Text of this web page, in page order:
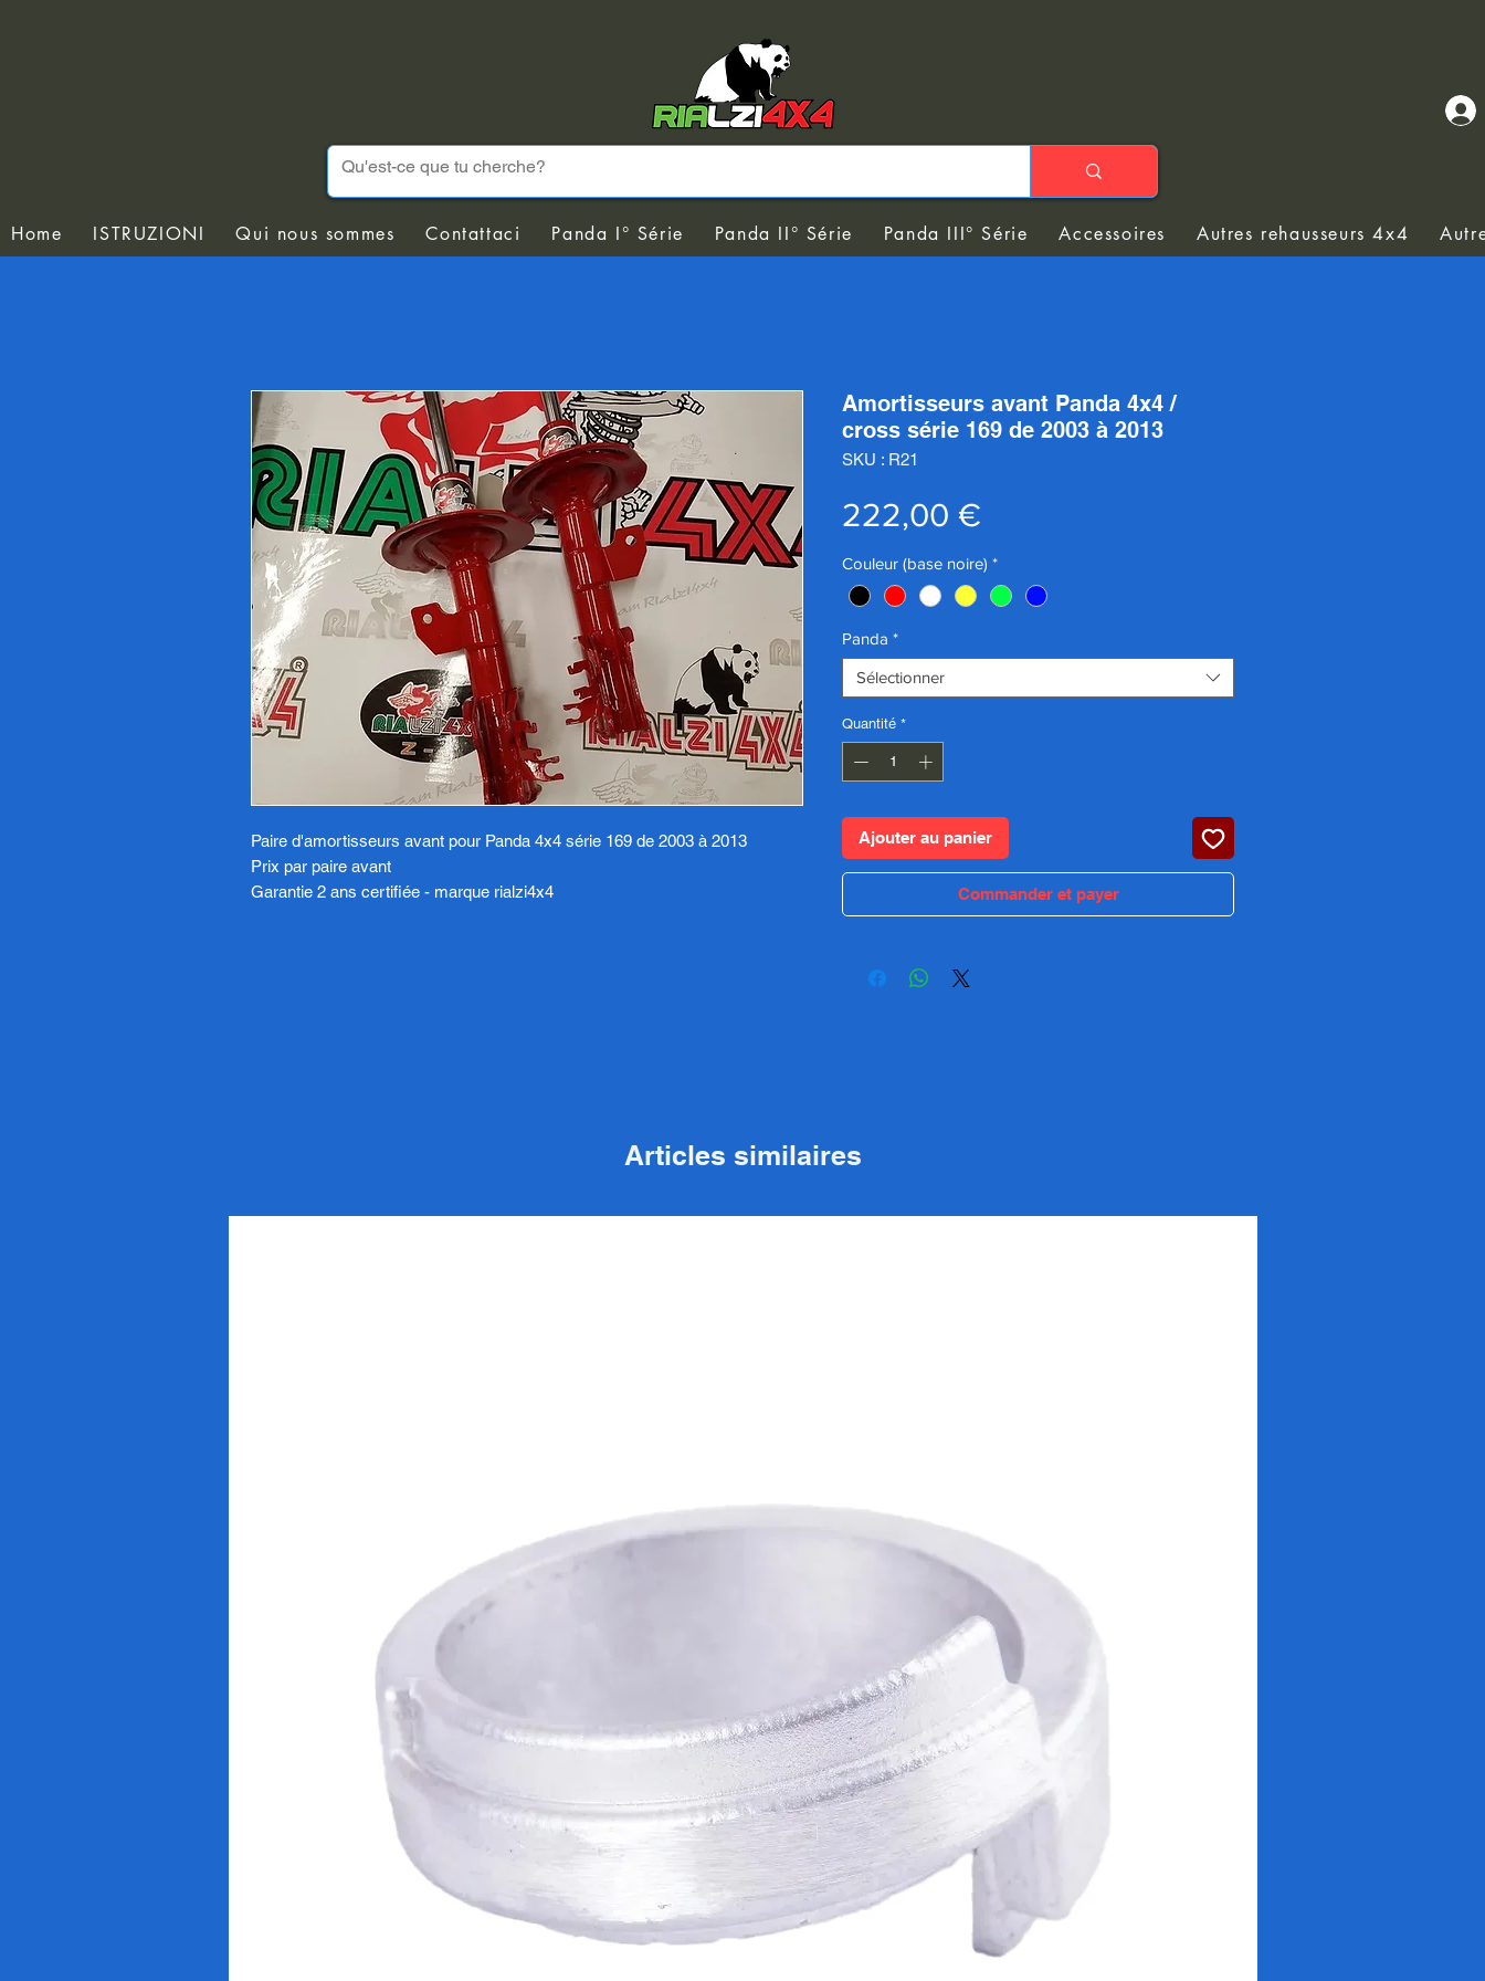
Home ISTRUZIONI Qui nous sommes Contattaci Panda I° Série Panda II° Série Panda III° Série Accessoires Autres rehausseurs 4x4
Paire d'amortisseurs avant pour Panda 4x4 série 169 de 2003 à 2013
Prix par paire avant
Garantie 2 ans certifiée - marque rialzi4x4
Amortisseurs avant Panda 4x4 /
cross série 169 de 2003 à 2013
SKU : R21
222,00 €
Couleur (base noire) *
Panda *
Sélectionner
Quantité *
Ajouter au panier
Commander et payer
Articles similaires